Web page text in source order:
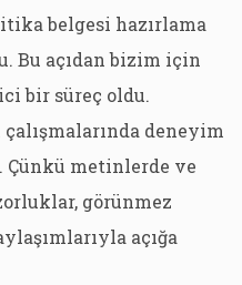
belgesi hazırlama
Bu açıdan bizim için
bir süreç oldu.
deneyim
Çünkü metinlerde ve
görünmez
açığa